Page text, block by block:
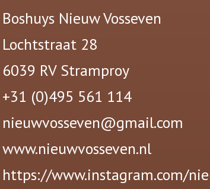
Boshuys Nieuw Vosseven
Lochtstraat 28
6039 RV Stramproy
+31 (0)495 561 114
nieuwvosseven@gmail.com
www.nieuwvosseven.nl
https://www.instagram.com/